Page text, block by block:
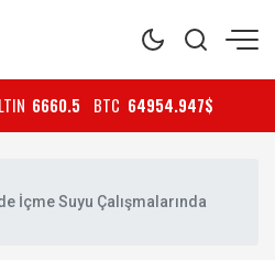
6660.5 BTC 64954.947$
İçme Suyu Çalışmalarında